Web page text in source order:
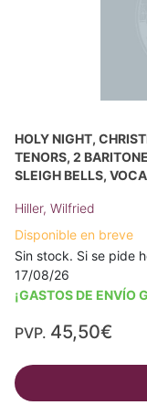
HOLY NIGHT,
TENORS, 2
SLEIGH BELLS,
Hiller, Wilfried
Disponible en breve
Sin stock. Si se pide
17/08/26
¡GASTOS DE ENVÍO
PVP. 45,50€